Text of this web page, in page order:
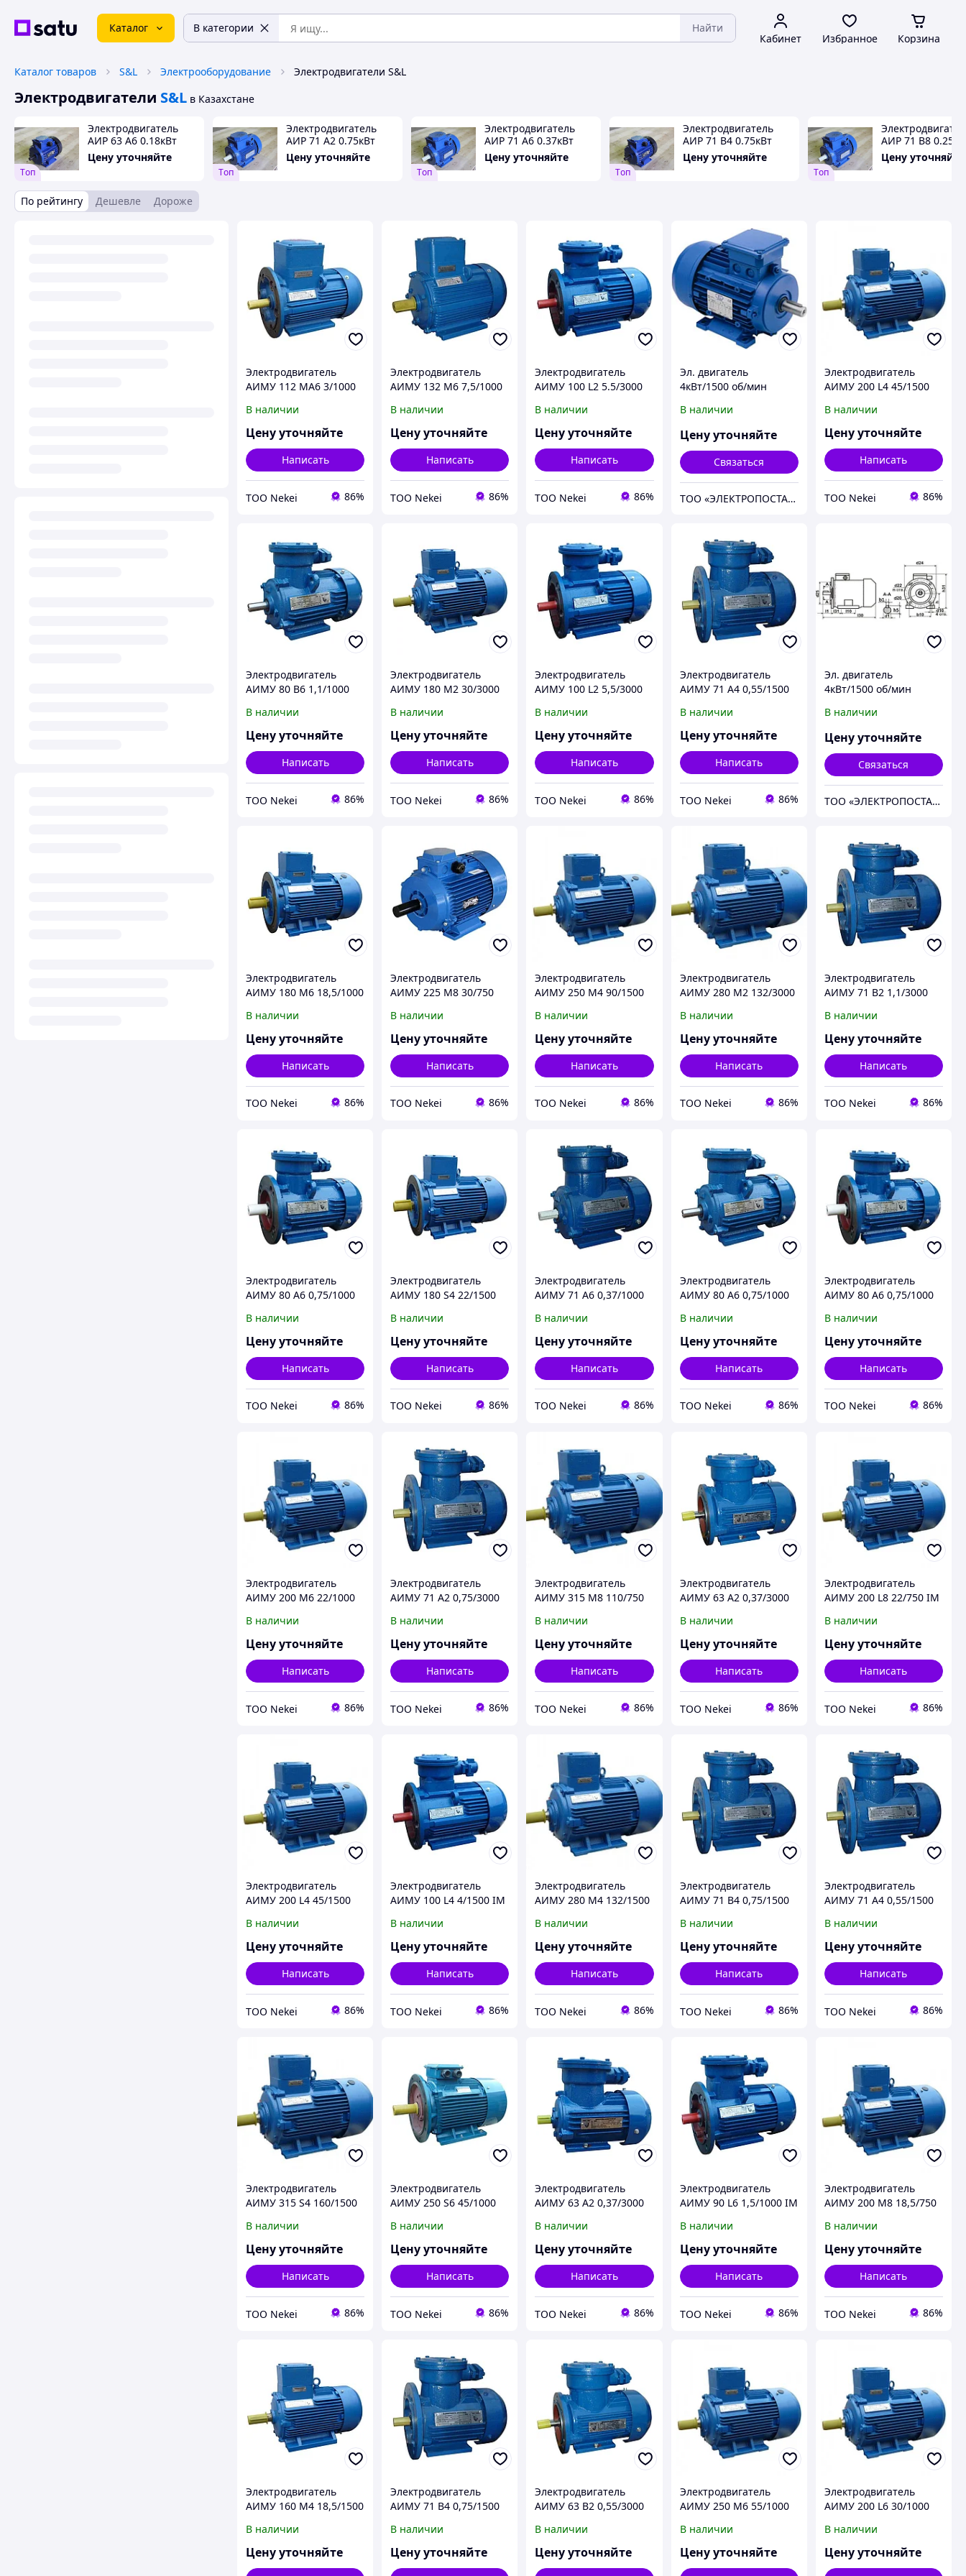
Каталог В категории Найти
Кабинет Избранное Корзина
Каталог товаров S&L Электрооборудование Электродвигатели S&L
Электродвигатели S&L в Казахстане
Tоп
Электродвигатель
АИР 63 А6 0.18кВт
1000об/мин
Цену уточняйте
Tоп
Электродвигатель
АИР 71 А2 0.75кВт
3000об/мин
Цену уточняйте
Tоп
Электродвигатель
АИР 71 А6 0.37кВт
1000об/мин
Цену уточняйте
Tоп
Электродвигатель
АИР 71 В4 0.75кВт
1500об/мин
Цену уточняйте
Tоп
АИР 71 В8
750об/мин
Цену уточняйте
По рейтингу Дешевле Дороже
Электродвигатель
АИМУ 112 МА6 3/1000
У1
В наличии
Цену уточняйте
Написать
ТОО Nekei 86%
Электродвигатель
АИМУ 132 М6 7,5/1000
380/660В У1
В наличии
Цену уточняйте
Написать
ТОО Nekei 86%
Электродвигатель
АИМУ 100 L2 5.5/3000
В наличии
Цену уточняйте
Написать
ТОО Nekei 86%
Эл. двигатель
4кВт/1500 об/мин
В наличии
Цену уточняйте
Связаться
ТОО «ЭЛЕКТРОПОСТАВКА LTD»
Электродвигатель
АИМУ 200 L4 45/1500
380/660В У1
В наличии
Цену уточняйте
Написать
ТОО Nekei 86%
Электродвигатель
АИМУ 80 В6 1,1/1000
380В У1
В наличии
Цену уточняйте
Написать
ТОО Nekei 86%
Электродвигатель
АИМУ 180 М2 30/3000
380/660В У1
В наличии
Цену уточняйте
Написать
ТОО Nekei 86%
Электродвигатель
АИМУ 100 L2 5,5/3000
380В У1
В наличии
Цену уточняйте
Написать
ТОО Nekei 86%
Электродвигатель
АИМУ 71 А4 0,55/1500
380В У1
В наличии
Цену уточняйте
Написать
ТОО Nekei 86%
Эл. двигатель
4кВт/1500 об/мин
исп.IM1081
В наличии
Цену уточняйте
Связаться
ТОО «ЭЛЕКТРОПОСТАВКА LTD»
Электродвигатель
АИМУ 180 М6 18,5/1000
380/660В У1
В наличии
Цену уточняйте
Написать
ТОО Nekei 86%
Электродвигатель
АИМУ 225 М8 30/750
380/660В У1
В наличии
Цену уточняйте
Написать
ТОО Nekei 86%
Электродвигатель
АИМУ 250 М4 90/1500
380/660В У1
В наличии
Цену уточняйте
Написать
ТОО Nekei 86%
Электродвигатель
АИМУ 280 М2 132/3000
380/660В У1
В наличии
Цену уточняйте
Написать
ТОО Nekei 86%
Электродвигатель
АИМУ 71 В2 1,1/3000
380В У1
В наличии
Цену уточняйте
Написать
ТОО Nekei 86%
Электродвигатель
АИМУ 80 А6 0,75/1000
В наличии
Цену уточняйте
Написать
ТОО Nekei 86%
Электродвигатель
АИМУ 180 S4 22/1500
380В
В наличии
Цену уточняйте
Написать
ТОО Nekei 86%
Электродвигатель
АИМУ 71 А6 0,37/1000
380В У1
В наличии
Цену уточняйте
Написать
ТОО Nekei 86%
Электродвигатель
АИМУ 80 А6 0,75/1000
380В У1
В наличии
Цену уточняйте
Написать
ТОО Nekei 86%
Электродвигатель
АИМУ 80 А6 0,75/1000
380В У1
В наличии
Цену уточняйте
Написать
ТОО Nekei 86%
Электродвигатель
АИМУ 200 М6 22/1000
380/660В У1
В наличии
Цену уточняйте
Написать
ТОО Nekei 86%
Электродвигатель
АИМУ 71 А2 0,75/3000
380В У1
В наличии
Цену уточняйте
Написать
ТОО Nekei 86%
Электродвигатель
АИМУ 315 М8 110/750
380/660В У1
В наличии
Цену уточняйте
Написать
ТОО Nekei 86%
Электродвигатель
АИМУ 63 А2 0,37/3000
380В У1
В наличии
Цену уточняйте
Написать
ТОО Nekei 86%
Электродвигатель
АИМУ 200 L8 22/750 IM
380/660В У1
В наличии
Цену уточняйте
Написать
ТОО Nekei 86%
Электродвигатель
АИМУ 200 L4 45/1500
380/660В У1
В наличии
Цену уточняйте
Написать
ТОО Nekei 86%
Электродвигатель
АИМУ 100 L4 4/1500 IM
В наличии
Цену уточняйте
Написать
ТОО Nekei 86%
Электродвигатель
АИМУ 280 М4 132/1500
380/660В У1
В наличии
Цену уточняйте
Написать
ТОО Nekei 86%
Электродвигатель
АИМУ 71 В4 0,75/1500
В наличии
Цену уточняйте
Написать
ТОО Nekei 86%
Электродвигатель
АИМУ 71 А4 0,55/1500
В наличии
Цену уточняйте
Написать
ТОО Nekei 86%
Электродвигатель
АИМУ 315 S4 160/1500
380/660В У1
В наличии
Цену уточняйте
Написать
ТОО Nekei 86%
Электродвигатель
АИМУ 250 S6 45/1000
380/660В У1
В наличии
Цену уточняйте
Написать
ТОО Nekei 86%
Электродвигатель
АИМУ 63 А2 0,37/3000
380В У1
В наличии
Цену уточняйте
Написать
ТОО Nekei 86%
Электродвигатель
АИМУ 90 L6 1,5/1000 IM
В наличии
Цену уточняйте
Написать
ТОО Nekei 86%
Электродвигатель
АИМУ 200 М8 18,5/750
380/660В У1
В наличии
Цену уточняйте
Написать
ТОО Nekei 86%
Электродвигатель
АИМУ 160 М4 18,5/1500
380/660В У1
В наличии
Цену уточняйте
Электродвигатель
АИМУ 71 В4 0,75/1500
380В У1
В наличии
Цену уточняйте
Электродвигатель
АИМУ 63 В2 0,55/3000
380В У1
В наличии
Цену уточняйте
Электродвигатель
АИМУ 250 М6 55/1000
380/660В У1
В наличии
Цену уточняйте
Электродвигатель
АИМУ 200 L6 30/1000
380/660В У1
В наличии
Цену уточняйте